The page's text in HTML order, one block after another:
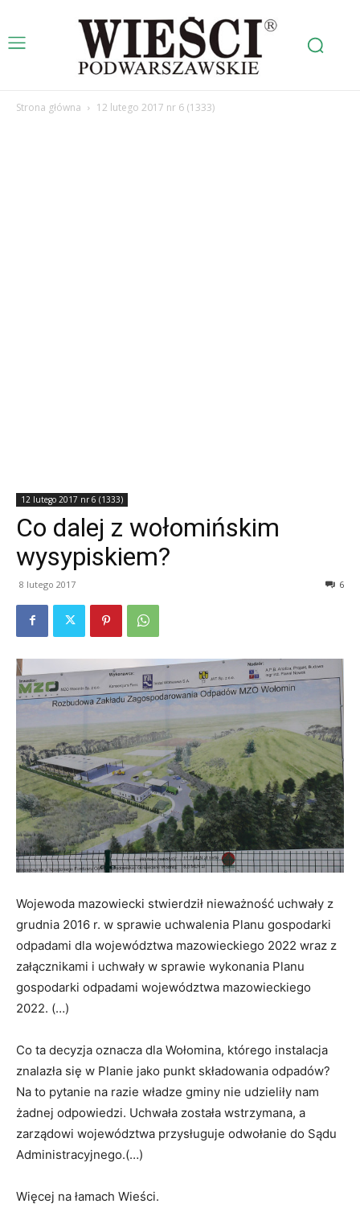
Strona główna 12 lutego 2017 nr 6 (1333)
12 lutego 2017 nr 6 (1333)
Co dalej z wołomińskim
wysypiskiem?
8 lutego 2017 6
Wojewoda mazowiecki stwierdził nieważność uchwały z
grudnia 2016 r. w sprawie uchwalenia Planu gospodarki
odpadami dla województwa mazowieckiego 2022 wraz z
załącznikami i uchwały w sprawie wykonania Planu
gospodarki odpadami województwa mazowieckiego
2022. (…)
Co ta decyzja oznacza dla Wołomina, którego instalacja
znalazła się w Planie jako punkt składowania odpadów?
Na to pytanie na razie władze gminy nie udzieliły nam
żadnej odpowiedzi. Uchwała została wstrzymana, a
zarządowi województwa przysługuje odwołanie do Sądu
Administracyjnego.(…)
Więcej na łamach Wieści.